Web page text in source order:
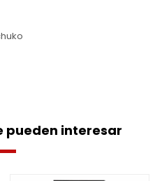
pueden interesar